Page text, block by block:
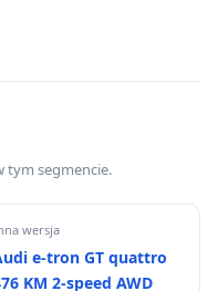
tym segmencie.
wersja
e-tron GT quattro
KM 2-speed AWD